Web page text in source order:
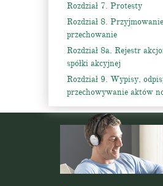
Rozdział 7. Protesty
Rozdział 8.
przechowanie
Rozdział 8a. Rejestr
spółki akcyjnej
Rozdział 9. Wypisy,
przechowywanie aktów